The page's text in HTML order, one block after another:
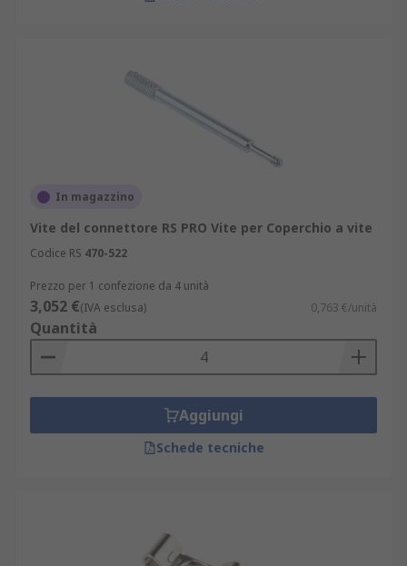
In magazzino
Vite del connettore RS PRO Vite per Coperchio a vite
Codice RS 470-522
Prezzo per 1 confezione da 4 unità
3,052 €(IVA esclusa) 0,763 €/unità
Quantità
Aggiungi
Schede tecniche